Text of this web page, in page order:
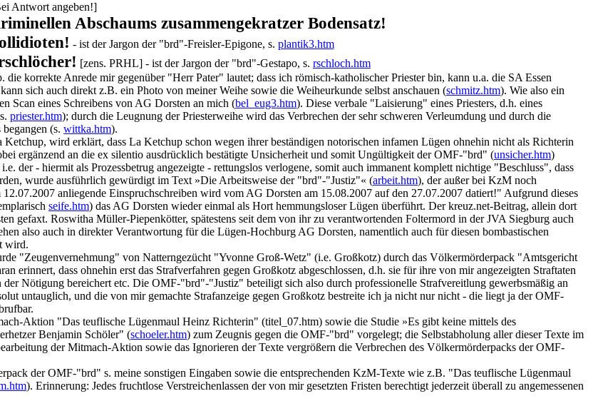
Antwort angeben!]
Abschaums zusammengekratzer Bodensatz!
- ist der Jargon der "brd"-Freisler-Epigone, s. plantik3.htm
[zens. PRHL] - ist der Jargon der "brd"-Gestapo, s. rschloch.htm
korrekte Anrede mir gegenüber "Herr Pater" lautet; dass ich römisch-katholischer Priester bin, kann u.a. die SA Essen
sich auch direkt z.B. ein Photo von meiner Weihe sowie die Weiheurkunde selbst anschauen (schmitz.htm). Wie also ein
Scan eines Schreibens von AG Dorsten an mich (bel_eug3.htm). Diese verbale "Laisierung" eines Priesters, d.h. eines
priester.htm); durch die Leugnung der Priesterweihe wird das Verbrechen der sehr schweren Verleumdung und durch die
(s. wittka.htm).
wird erklärt, dass La Ketchup schon wegen ihrer beständigen notorischen infamen Lügen ohnehin nicht als Richterin
ergänzend an die ex silentio ausdrücklich bestätigte Unsicherheit und somit Ungültigkeit der OMF-"brd" (unsicher.htm)
der - hiermit als Prozessbetrug angezeigte - rettungslos verlogene, somit auch immanent komplett nichtige "Beschluss", dass
wurde ausführlich gewürdigt im Text »Die Arbeitsweise der "brd"-"Justiz"« (arbeit.htm), der außer bei KzM noch
anliegende Einspruchschreiben wird vom AG Dorsten am 15.08.2007 auf den 27.07.2007 datiert!" Aufgrund dieses
seife.htm) das AG Dorsten wieder einmal als Hort hemmungsloser Lügen überführt. Der kreuz.net-Beitrag, allein dort
gefaxt. Roswitha Müller-Piepenkötter, spätestens seit dem von ihr zu verantwortenden Foltermord in der JVA Siegburg auch
also auch in direkter Verantwortung für die Lügen-Hochburg AG Dorsten, namentlich auch für diesen bombastischen
wird.
"Zeugenvernehmung" von Natterngezücht "Yvonne Groß-Wetz" (i.e. Großkotz) durch das Völkermörderpack "Amtsgericht
erinnert, dass ohnehin erst das Strafverfahren gegen Großkotz abgeschlossen, d.h. sie für ihre von mir angezeigten Straftaten
Nötigung bereichert etc. Die OMF-"brd"-"Justiz" beteiligt sich also durch professionelle Strafvereitlung gewerbsmäßig an
untauglich, und die von mir gemachte Strafanzeige gegen Großkotz bestreite ich ja nicht nur nicht - die liegt ja der OMF-
Aktion "Das teuflische Lügenmaul Heinz Richterin" (titel_07.htm) sowie die Studie »Es gibt keine mittels des
Benjamin Schöler" (schoeler.htm) zum Zeugnis gegen die OMF-"brd" vorgelegt; die Selbstabholung aller dieser Texte im
der Mitmach-Aktion sowie das Ignorieren der Texte vergrößern die Verbrechen des Völkermörderpacks der OMF-
der OMF-"brd" s. meine sonstigen Eingaben sowie die entsprechenden KzM-Texte wie z.B. "Das teuflische Lügenmaul
). Erinnerung: Jedes fruchtlose Verstreichenlassen der von mir gesetzten Fristen berechtigt jederzeit überall zu angemessenen